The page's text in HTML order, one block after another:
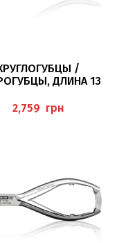
В КОРЗИНУ
/
ДЛИНА 13
СТАЛЬ
грн